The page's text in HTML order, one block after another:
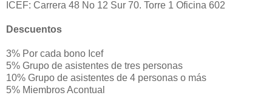
ICEF: Carrera 48 No 12 Sur 70. Torre 1 Oficina 602
Descuentos
3% Por cada bono Icef
5% Grupo de asistentes de tres personas
10% Grupo de asistentes de 4 personas o más
5% Miembros Acontual